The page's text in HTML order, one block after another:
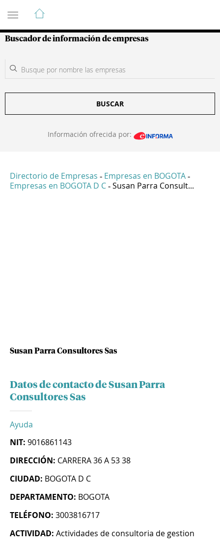
Guía de Empresas Colombianas
Buscador de información de empresas
BUSCAR
Información ofrecida por:
Directorio de Empresas - Empresas en BOGOTA -
Empresas en BOGOTA D C - Susan Parra Consult...
Susan Parra Consultores Sas
Datos de contacto de Susan Parra
Consultores Sas
Ayuda
NIT: 9016861143
DIRECCIÓN: CARRERA 36 A 53 38
CIUDAD: BOGOTA D C
DEPARTAMENTO: BOGOTA
TELÉFONO: 3003816717
ACTIVIDAD: Actividades de consultoria de gestion